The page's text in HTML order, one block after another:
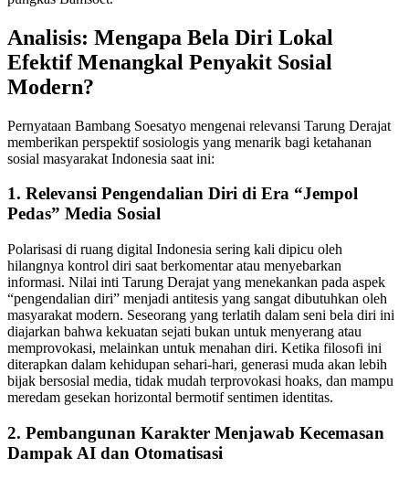
Analisis: Mengapa Bela Diri Lokal
Efektif Menangkal Penyakit Sosial
Modern?
Pernyataan Bambang Soesatyo mengenai relevansi Tarung Derajat
memberikan perspektif sosiologis yang menarik bagi ketahanan
sosial masyarakat Indonesia saat ini:
1. Relevansi Pengendalian Diri di Era “Jempol
Pedas” Media Sosial
Polarisasi di ruang digital Indonesia sering kali dipicu oleh
hilangnya kontrol diri saat berkomentar atau menyebarkan
informasi. Nilai inti Tarung Derajat yang menekankan pada aspek
“pengendalian diri” menjadi antitesis yang sangat dibutuhkan oleh
masyarakat modern. Seseorang yang terlatih dalam seni bela diri ini
diajarkan bahwa kekuatan sejati bukan untuk menyerang atau
memprovokasi, melainkan untuk menahan diri. Ketika filosofi ini
diterapkan dalam kehidupan sehari-hari, generasi muda akan lebih
bijak bersosial media, tidak mudah terprovokasi hoaks, dan mampu
meredam gesekan horizontal bermotif sentimen identitas.
2. Pembangunan Karakter Menjawab Kecemasan
Dampak AI dan Otomatisasi